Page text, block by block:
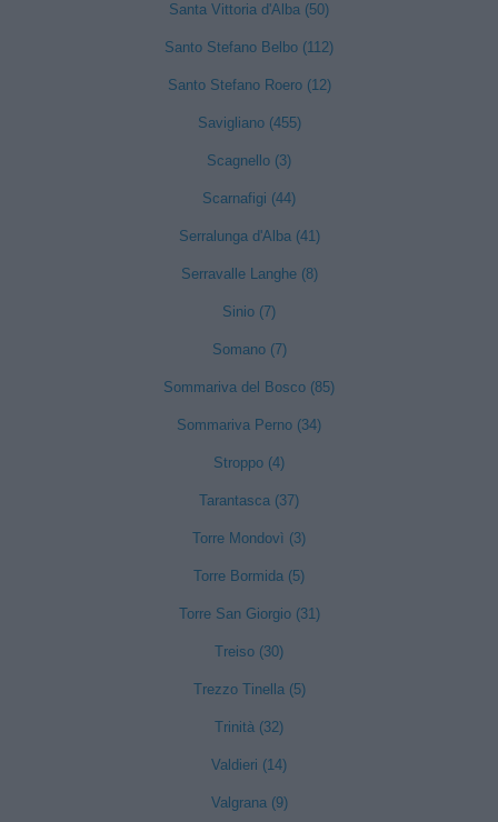
Santa Vittoria d'Alba (50)
Santo Stefano Belbo (112)
Santo Stefano Roero (12)
Savigliano (455)
Scagnello (3)
Scarnafigi (44)
Serralunga d'Alba (41)
Serravalle Langhe (8)
Sinio (7)
Somano (7)
Sommariva del Bosco (85)
Sommariva Perno (34)
Stroppo (4)
Tarantasca (37)
Torre Mondovì (3)
Torre Bormida (5)
Torre San Giorgio (31)
Treiso (30)
Trezzo Tinella (5)
Trinità (32)
Valdieri (14)
Valgrana (9)